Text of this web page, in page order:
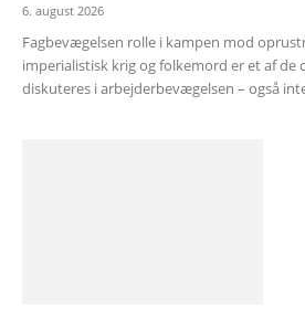
6. august 2026
Fagbevægelsen rolle i kampen mod
imperialistisk krig og folkemord er et af de
diskuteres i arbejderbevægelsen – også